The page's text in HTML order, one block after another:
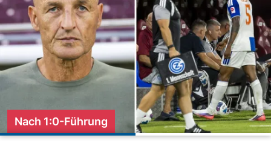
Nach 1:0-Führung